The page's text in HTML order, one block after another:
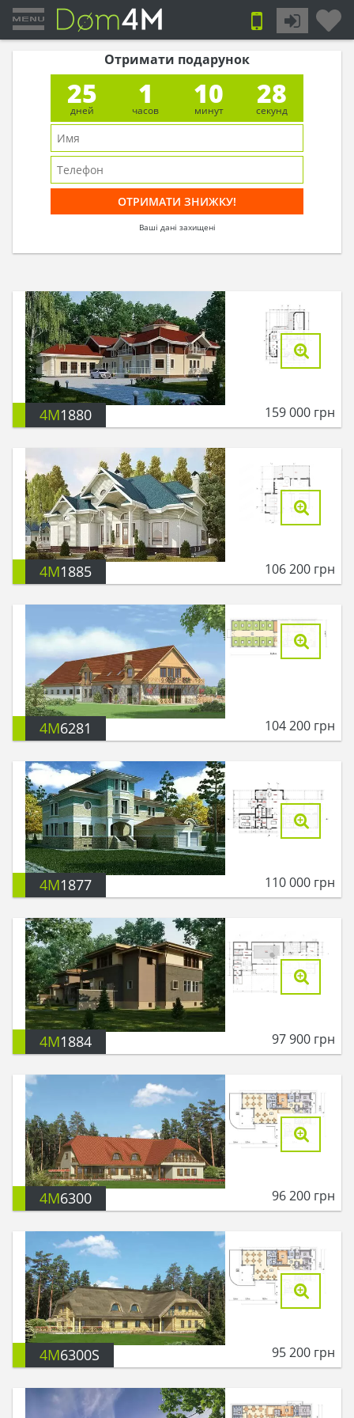
Отримати подарунок
25
дней
1
часов
10
минут
27
секунд
Ваші дані захищені
4M1880 159 000 грн
4M1885 106 200 грн
4M6281 104 200 грн
4M1877 110 000 грн
4M1884 97 900 грн
4M6300 96 200 грн
4M6300S 95 200 грн